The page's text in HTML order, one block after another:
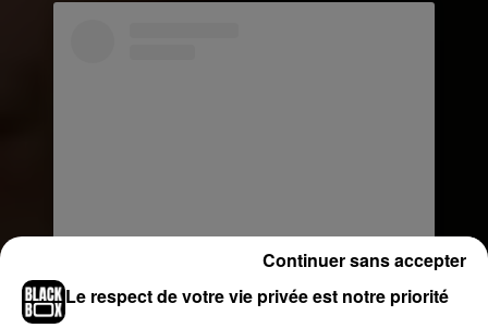
Le respect de votre vie privée est notre priorité
Continuer sans accepter